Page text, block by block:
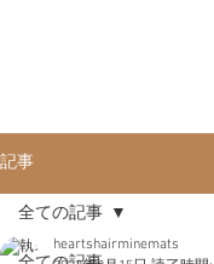
記事
全ての記事
heartshairminemats